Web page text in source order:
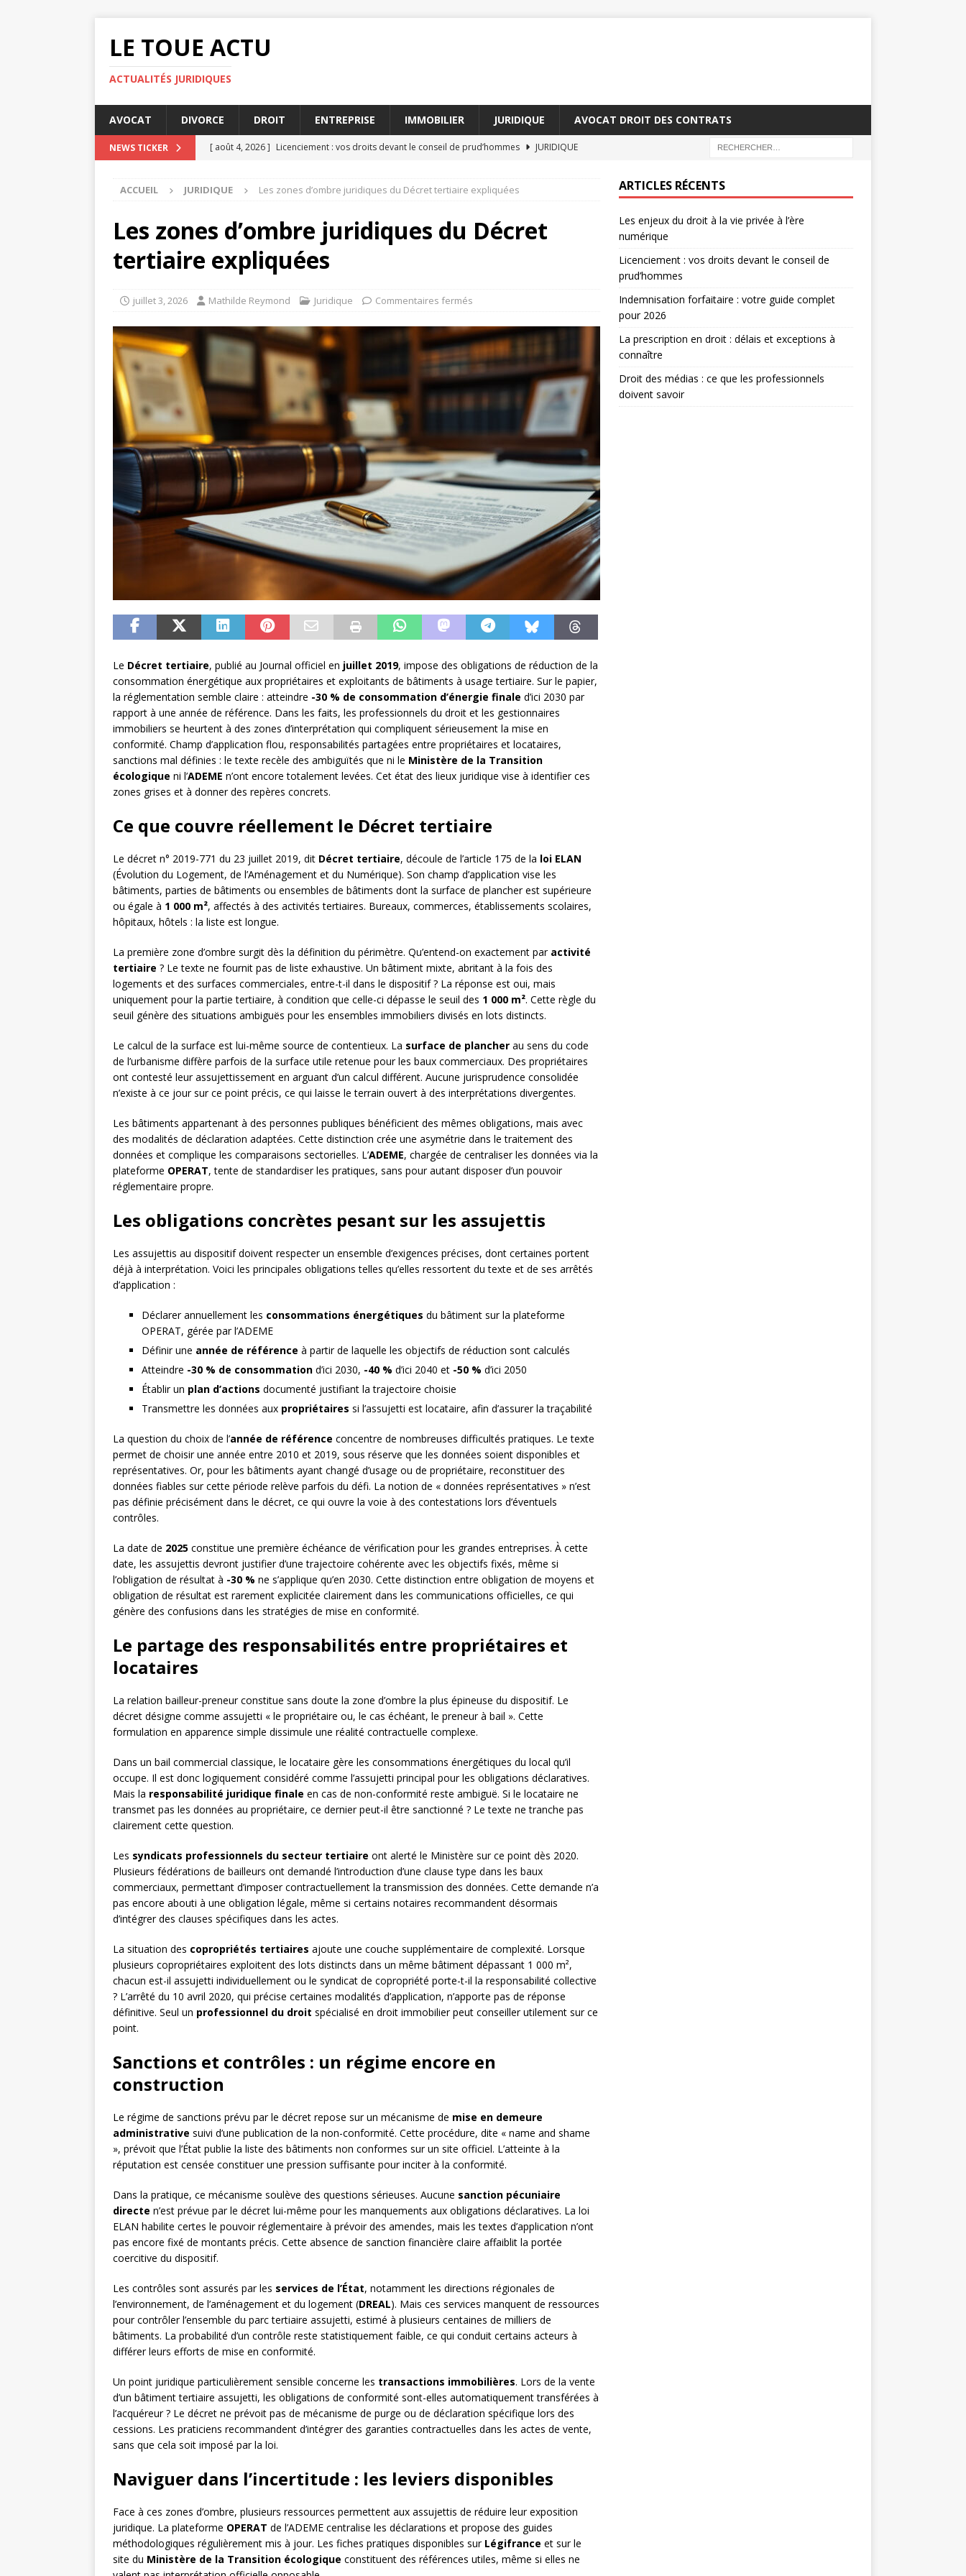
LE TOUE ACTU
ACTUALITÉS JURIDIQUES
AVOCAT DIVORCE DROIT ENTREPRISE IMMOBILIER JURIDIQUE AVOCAT DROIT DES CONTRATS
NEWS TICKER [ août 4, 2026 ] Licenciement : vos droits devant le conseil de prud’hommes
JURIDIQUE
[ juillet 31, 2026 ] La prescription en droit : délais et exceptions à connaître
[ juillet 29, 2026 ]
Droit des médias : ce que les professionnels doivent savoir
Les enjeux du droit à la vie privée à l’ère numérique
ACCUEIL JURIDIQUE Les zones d’ombre juridiques du Décret tertiaire expliquées
Les zones d’ombre juridiques du Décret
tertiaire expliquées
juillet 3, 2026 Mathilde Reymond Juridique Commentaires fermés
Le Décret tertiaire, publié au Journal officiel en juillet 2019, impose des obligations de réduction de la
consommation énergétique aux propriétaires et exploitants de bâtiments à usage tertiaire. Sur le papier,
la réglementation semble claire : atteindre -30 % de consommation d’énergie finale d’ici 2030 par
rapport à une année de référence. Dans les faits, les professionnels du droit et les gestionnaires
immobiliers se heurtent à des zones d’interprétation qui compliquent sérieusement la mise en
conformité. Champ d’application flou, responsabilités partagées entre propriétaires et locataires,
sanctions mal définies : le texte recèle des ambiguïtés que ni le Ministère de la Transition
écologique ni l’ADEME n’ont encore totalement levées. Cet état des lieux juridique vise à identifier ces
zones grises et à donner des repères concrets.
Ce que couvre réellement le Décret tertiaire
Le décret n° 2019-771 du 23 juillet 2019, dit Décret tertiaire, découle de l’article 175 de la loi ELAN
(Évolution du Logement, de l’Aménagement et du Numérique). Son champ d’application vise les
bâtiments, parties de bâtiments ou ensembles de bâtiments dont la surface de plancher est supérieure
ou égale à 1 000 m², affectés à des activités tertiaires. Bureaux, commerces, établissements scolaires,
hôpitaux, hôtels : la liste est longue.
La première zone d’ombre surgit dès la définition du périmètre. Qu’entend-on exactement par activité
tertiaire ? Le texte ne fournit pas de liste exhaustive. Un bâtiment mixte, abritant à la fois des
logements et des surfaces commerciales, entre-t-il dans le dispositif ? La réponse est oui, mais
uniquement pour la partie tertiaire, à condition que celle-ci dépasse le seuil des 1 000 m². Cette règle du
seuil génère des situations ambiguës pour les ensembles immobiliers divisés en lots distincts.
Le calcul de la surface est lui-même source de contentieux. La surface de plancher au sens du code
de l’urbanisme diffère parfois de la surface utile retenue pour les baux commerciaux. Des propriétaires
ont contesté leur assujettissement en arguant d’un calcul différent. Aucune jurisprudence consolidée
n’existe à ce jour sur ce point précis, ce qui laisse le terrain ouvert à des interprétations divergentes.
Les bâtiments appartenant à des personnes publiques bénéficient des mêmes obligations, mais avec
des modalités de déclaration adaptées. Cette distinction crée une asymétrie dans le traitement des
données et complique les comparaisons sectorielles. L’ADEME, chargée de centraliser les données via la
plateforme OPERAT, tente de standardiser les pratiques, sans pour autant disposer d’un pouvoir
réglementaire propre.
Les obligations concrètes pesant sur les assujettis
Les assujettis au dispositif doivent respecter un ensemble d’exigences précises, dont certaines portent
déjà à interprétation. Voici les principales obligations telles qu’elles ressortent du texte et de ses arrêtés
d’application :
Déclarer annuellement les consommations énergétiques du bâtiment sur la plateforme
OPERAT, gérée par l’ADEME
Définir une année de référence à partir de laquelle les objectifs de réduction sont calculés
Atteindre -30 % de consommation d’ici 2030, -40 % d’ici 2040 et -50 % d’ici 2050
Établir un plan d’actions documenté justifiant la trajectoire choisie
Transmettre les données aux propriétaires si l’assujetti est locataire, afin d’assurer la traçabilité
La question du choix de l’année de référence concentre de nombreuses difficultés pratiques. Le texte
permet de choisir une année entre 2010 et 2019, sous réserve que les données soient disponibles et
représentatives. Or, pour les bâtiments ayant changé d’usage ou de propriétaire, reconstituer des
données fiables sur cette période relève parfois du défi. La notion de « données représentatives » n’est
pas définie précisément dans le décret, ce qui ouvre la voie à des contestations lors d’éventuels
contrôles.
La date de 2025 constitue une première échéance de vérification pour les grandes entreprises. À cette
date, les assujettis devront justifier d’une trajectoire cohérente avec les objectifs fixés, même si
l’obligation de résultat à -30 % ne s’applique qu’en 2030. Cette distinction entre obligation de moyens et
obligation de résultat est rarement explicitée clairement dans les communications officielles, ce qui
génère des confusions dans les stratégies de mise en conformité.
Le partage des responsabilités entre propriétaires et
locataires
La relation bailleur-preneur constitue sans doute la zone d’ombre la plus épineuse du dispositif. Le
décret désigne comme assujetti « le propriétaire ou, le cas échéant, le preneur à bail ». Cette
formulation en apparence simple dissimule une réalité contractuelle complexe.
Dans un bail commercial classique, le locataire gère les consommations énergétiques du local qu’il
occupe. Il est donc logiquement considéré comme l’assujetti principal pour les obligations déclaratives.
Mais la responsabilité juridique finale en cas de non-conformité reste ambiguë. Si le locataire ne
transmet pas les données au propriétaire, ce dernier peut-il être sanctionné ? Le texte ne tranche pas
clairement cette question.
Les syndicats professionnels du secteur tertiaire ont alerté le Ministère sur ce point dès 2020.
Plusieurs fédérations de bailleurs ont demandé l’introduction d’une clause type dans les baux
commerciaux, permettant d’imposer contractuellement la transmission des données. Cette demande n’a
pas encore abouti à une obligation légale, même si certains notaires recommandent désormais
d’intégrer des clauses spécifiques dans les actes.
La situation des copropriétés tertiaires ajoute une couche supplémentaire de complexité. Lorsque
plusieurs copropriétaires exploitent des lots distincts dans un même bâtiment dépassant 1 000 m²,
chacun est-il assujetti individuellement ou le syndicat de copropriété porte-t-il la responsabilité collective
? L’arrêté du 10 avril 2020, qui précise certaines modalités d’application, n’apporte pas de réponse
définitive. Seul un professionnel du droit spécialisé en droit immobilier peut conseiller utilement sur ce
point.
Sanctions et contrôles : un régime encore en
construction
Le régime de sanctions prévu par le décret repose sur un mécanisme de mise en demeure
administrative suivi d’une publication de la non-conformité. Cette procédure, dite « name and shame
», prévoit que l’État publie la liste des bâtiments non conformes sur un site officiel. L’atteinte à la
réputation est censée constituer une pression suffisante pour inciter à la conformité.
Dans la pratique, ce mécanisme soulève des questions sérieuses. Aucune sanction pécuniaire
directe n’est prévue par le décret lui-même pour les manquements aux obligations déclaratives. La loi
ELAN habilite certes le pouvoir réglementaire à prévoir des amendes, mais les textes d’application n’ont
pas encore fixé de montants précis. Cette absence de sanction financière claire affaiblit la portée
coercitive du dispositif.
Les contrôles sont assurés par les services de l’État, notamment les directions régionales de
l’environnement, de l’aménagement et du logement (DREAL). Mais ces services manquent de ressources
pour contrôler l’ensemble du parc tertiaire assujetti, estimé à plusieurs centaines de milliers de
bâtiments. La probabilité d’un contrôle reste statistiquement faible, ce qui conduit certains acteurs à
différer leurs efforts de mise en conformité.
Un point juridique particulièrement sensible concerne les transactions immobilières. Lors de la vente
d’un bâtiment tertiaire assujetti, les obligations de conformité sont-elles automatiquement transférées à
l’acquéreur ? Le décret ne prévoit pas de mécanisme de purge ou de déclaration spécifique lors des
cessions. Les praticiens recommandent d’intégrer des garanties contractuelles dans les actes de vente,
sans que cela soit imposé par la loi.
Naviguer dans l’incertitude : les leviers disponibles
Face à ces zones d’ombre, plusieurs ressources permettent aux assujettis de réduire leur exposition
juridique. La plateforme OPERAT de l’ADEME centralise les déclarations et propose des guides
méthodologiques régulièrement mis à jour. Les fiches pratiques disponibles sur Légifrance et sur le
site du Ministère de la Transition écologique constituent des références utiles, même si elles ne
ARTICLES RÉCENTS
Les enjeux du droit à la vie privée à l’ère
numérique
Licenciement : vos droits devant le conseil de
prud’hommes
Indemnisation forfaitaire : votre guide complet
pour 2026
La prescription en droit : délais et exceptions à
connaître
Droit des médias : ce que les professionnels
doivent savoir